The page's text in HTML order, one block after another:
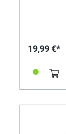
19,99 €*